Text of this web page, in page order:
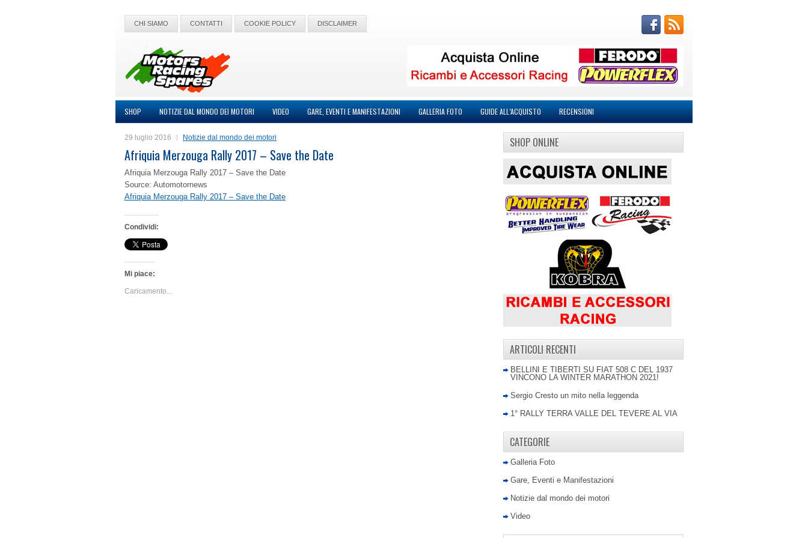
CHI SIAMO CONTATTI COOKIE POLICY DISCLAIMER
SHOP NOTIZIE DAL MONDO DEI MOTORI VIDEO GARE, EVENTI E MANIFESTAZIONI GALLERIA FOTO GUIDE ALL’ACQUISTO RECENSIONI
29 luglio 2016 Notizie dal mondo dei motori
Afriquia Merzouga Rally 2017 – Save the Date
Afriquia Merzouga Rally 2017 – Save the Date
Source: Automotornews
Afriquia Merzouga Rally 2017 – Save the Date
Condividi:
Mi piace:
Caricamento...
SHOP ONLINE
ARTICOLI RECENTI
BELLINI E TIBERTI SU FIAT 508 C DEL 1937
VINCONO LA WINTER MARATHON 2021!
Sergio Cresto un mito nella leggenda
1° RALLY TERRA VALLE DEL TEVERE AL VIA
CATEGORIE
Galleria Foto
Gare, Eventi e Manifestazioni
Notizie dal mondo dei motori
Video